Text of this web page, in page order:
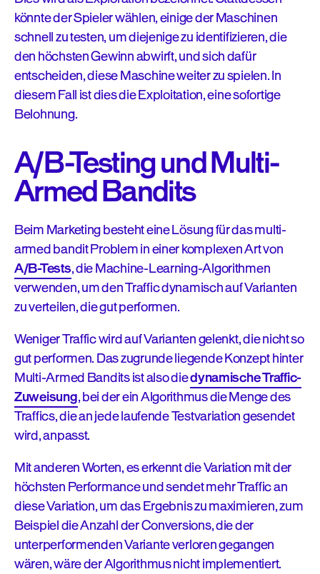
könnte der Spieler wählen, einige der Maschinen
schnell zu testen, um diejenige zu identifizieren, die
den höchsten Gewinn abwirft, und sich dafür
entscheiden, diese Maschine weiter zu spielen. In
diesem Fall ist dies die Exploitation, eine sofortige
Belohnung.
A/B-Testing und Multi-
Armed Bandits
Beim Marketing besteht eine Lösung für das multi-
armed bandit Problem in einer komplexen Art von
A/B-Tests, die Machine-Learning-Algorithmen
verwenden, um den Traffic dynamisch auf Varianten
zu verteilen, die gut performen.
Weniger Traffic wird auf Varianten gelenkt, die nicht so
gut performen. Das zugrunde liegende Konzept hinter
Multi-Armed Bandits ist also diedynamische Traffic-
Zuweisung, bei der ein Algorithmus die Menge des
Traffics, die an jede laufende Testvariation gesendet
wird, anpasst.
Mit anderen Worten, es erkennt die Variation mit der
höchsten Performance und sendet mehr Traffic an
diese Variation, um das Ergebnis zu maximieren, zum
Beispiel die Anzahl der Conversions, die der
unterperformenden Variante verloren gegangen
wären, wäre der Algorithmus nicht implementiert.